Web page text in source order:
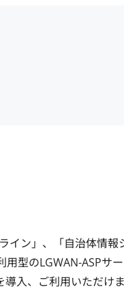
ン」、「自治体情報
型のLGWAN-ASPサ
入、ご利用いただけま